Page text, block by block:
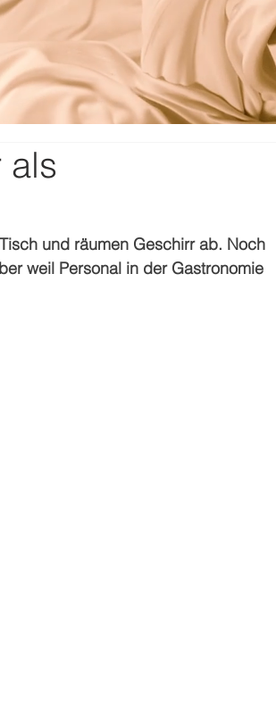
als
und räumen Geschirr ab. Noch
weil Personal in der Gastronomie